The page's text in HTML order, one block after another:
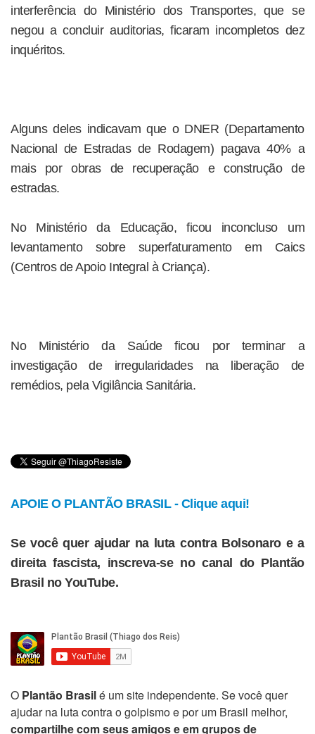
interferência do Ministério dos Transportes, que se
negou a concluir auditorias, ficaram incompletos dez
inquéritos.
Alguns deles indicavam que o DNER (Departamento
Nacional de Estradas de Rodagem) pagava 40% a
mais por obras de recuperação e construção de
estradas.
No Ministério da Educação, ficou inconcluso um
levantamento sobre superfaturamento em Caics
(Centros de Apoio Integral à Criança).
No Ministério da Saúde ficou por terminar a
investigação de irregularidades na liberação de
remédios, pela Vigilância Sanitária.
APOIE O PLANTÃO BRASIL - Clique aqui!
Se você quer ajudar na luta contra Bolsonaro e a
direita fascista, inscreva-se no canal do Plantão
Brasil no YouTube.
O Plantão Brasilé um site independente. Se você quer
ajudar na luta contra o golpismo e por um Brasil melhor,
compartilhe com seus amigos e em grupos de